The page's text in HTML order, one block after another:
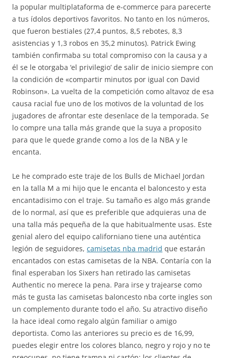
la popular multiplataforma de e-commerce para parecerte
a tus ídolos deportivos favoritos. No tanto en los números,
que fueron bestiales (27,4 puntos, 8,5 rebotes, 8,3
asistencias y 1,3 robos en 35,2 minutos). Patrick Ewing
también confirmaba su total compromiso con la causa y a
él se le otorgaba ‘el privilegio’ de salir de inicio siempre con
la condición de «compartir minutos por igual con David
Robinson». La vuelta de la competición como altavoz de esa
causa racial fue uno de los motivos de la voluntad de los
jugadores de afrontar este desenlace de la temporada. Se
lo compre una talla más grande que la suya a proposito
para que le quede grande como a los de la NBA y le
encanta.
Le he comprado este traje de los Bulls de Michael Jordan
en la talla M a mi hijo que le encanta el baloncesto y esta
encantadisimo con el traje. Su tamaño es algo más grande
de lo normal, así que es preferible que adquieras una de
una talla más pequeña de la que habitualmente usas. Este
genial alero del equipo californiano tiene una auténtica
legión de seguidores, camisetas nba madrid que estarán
encantados con estas camisetas de la NBA. Contaría con la
final esperaban los Sixers han retirado las camisetas
Authentic no merece la pena. Para irse y trajearse como
más te gusta las camisetas baloncesto nba corte ingles son
un complemento durante todo el año. Su atractivo diseño
la hace ideal como regalo algún familiar o amigo
deportista. Como las anteriores su precio es de 16,99,
puedes elegir entre los colores blanco, negro y rojo y no te